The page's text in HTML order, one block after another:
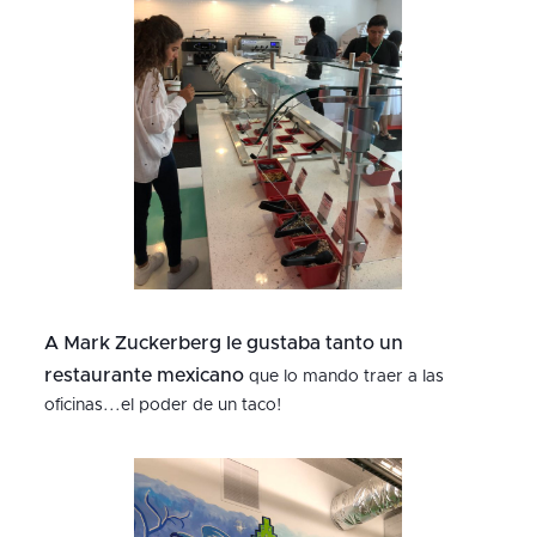
A Mark Zuckerberg le gustaba tanto un
restaurante mexicanoque lo mando traer a las
oficinas...el poder de un taco!